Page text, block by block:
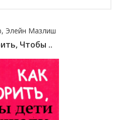
Элейн Мазлиш
Чтобы ..